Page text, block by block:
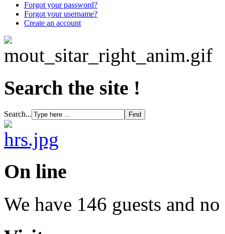
Forgot your password?
Forgot your username?
Create an account
Search the site !
Search...
On line
We have 146 guests and